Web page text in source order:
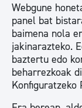
Webgune
panel bat
baimena nola
jakinarazteko.
baztertu edo
beharrezkoak
Konfiguratzeko